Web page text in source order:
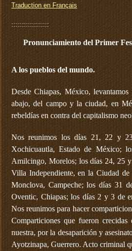
Traduction en Français
:::::::::::::::::::
Pronunciamiento del Primer
A los pueblos del mundo.
Desde Chiapas, México,
abajo, del campo y la ciudad, en
rebeldías en contra del capitalismo
Nos reunimos los días 21, 22 y
Xochicuautla, Estado de México;
Amilcingo, Morelos; los días 24, 25
Villa Independiente, en la Ciudad
Monclova, Campeche; los días 31
Oventic, Chiapas; los días 2 y 3 de
Nos reunimos para hacer
Comparticiones que fueron
nuestra, por la desaparición y
Ayotzinapa, Guerrero. Acto criminal